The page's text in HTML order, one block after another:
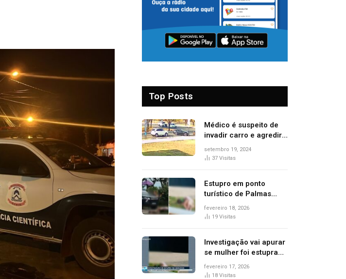
Top Posts
Médico é suspeito de
invadir carro e agredir
delegado aposentado
durante confusão no
setembro 19, 2024
37 Visitas
Estupro em ponto
turístico de Palmas
ocorreu em frente à
viatura e base de
fevereiro 18, 2026
19 Visitas
Investigação vai apurar
se mulher foi estuprada
na frente de base da
Guarda Metropolitana
fevereiro 17, 2026
18 Visitas